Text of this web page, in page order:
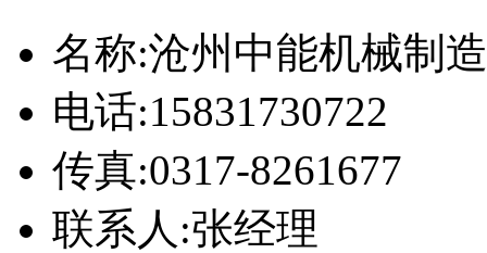
名称:沧州中能机械制
电话:15831730722
传真:0317-8261677
联系人:张经理